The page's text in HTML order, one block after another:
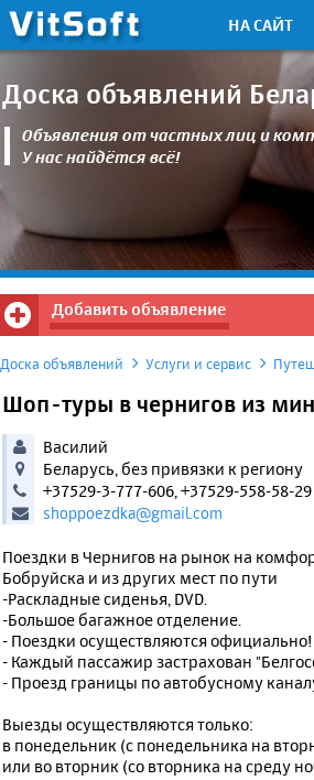
НА САЙТ
Доска объявлений
Объявления от частных лиц и
У нас найдётся всё!
Добавить объявление
Доска объявлений Услуги и сервис
Шоп-туры в чернигов из
Василий
Беларусь, без привязки к региону
+37529-3-777-606, +37529-558-58-29
shoppoezdka@gmail.com
Поездки в Чернигов на рынок на
Бобруйска и из других мест по пути
-Раскладные сиденья, DVD.
-Большое багажное отделение.
- Поездки осуществляются
- Каждый пассажир застрахован
- Проезд границы по автобусному
Выезды осуществляются только:
в понедельник (с понедельника на
или во вторник (со вторника на среду